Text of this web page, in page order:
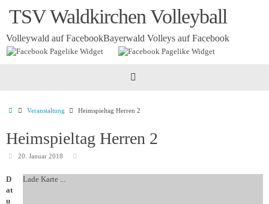
InhaltTSV Waldkirchen Volleyball
Volleywald auf FacebookBayerwald Volleys auf Facebook
Startseite
Veranstaltung Heimspieltag Herren 2
Heimspieltag Herren 2
20. Januar 2018
Lade Karte ...
D
at
u